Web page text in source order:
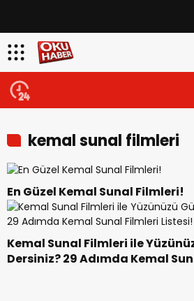
kemal sunal filmleri
En Güzel Kemal Sunal Filmleri!
Kemal Sunal Filmleri ile
Dersiniz? 29 Adımda Kemal